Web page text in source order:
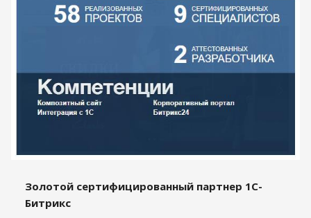
Золотой сертифицированный партнер 1С-
Битрикс